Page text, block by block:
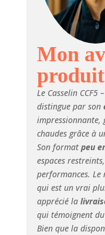
Mon
produit
Le Casselin
distingue par son
chaudes grâce à
Son formatpeu
espaces
performances. Le
qui est un vrai
apprécié la
qui témoignent
Bien que la